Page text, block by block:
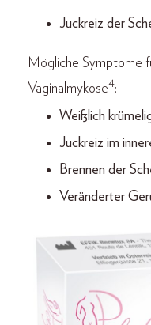
Juckreiz der
Mögliche Symptome
Vaginalmykose4:
Weißlich
Juckreiz im
Brennen der
Veränderter